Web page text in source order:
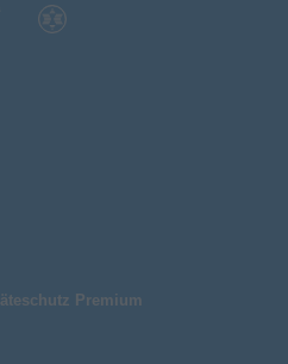
Premium